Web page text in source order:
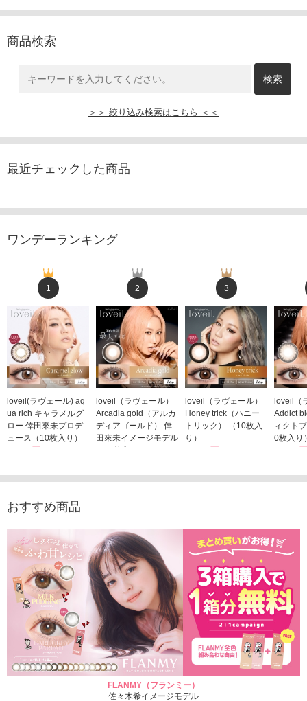
商品検索
＞＞ 絞り込み検索はこちら ＜＜
最近チェックした商品
ワンデーランキング
1
loveil(ラヴェール) aq
ua rich キャラメルグ
ロー 倖田來未プロデ
ュース（10枚入り）
2
loveil（ラヴェール）
Arcadia gold（アルカ
ディアゴールド） 倖
田來未イメージモデル
3
loveil（ラヴェール）
Honey trick（ハニー
トリック） （10枚入
り）
loveil（
Addict
ィクト
0枚入り
おすすめ商品
FLANMY（フランミー）
佐々木希イメージモデル